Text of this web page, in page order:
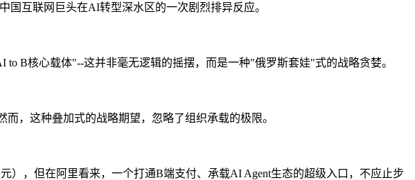
互联网巨头在AI转型深水区的一次剧烈排异反应。
B核心载体"--这并非毫无逻辑的摇摆，而是一种"俄罗斯套娃"式的战略贪婪。
，这种叠加式的战略期望，忽略了组织承载的极限。
），但在阿里看来，一个打通B端支付、承载AI Agent生态的超级入口，不应止步